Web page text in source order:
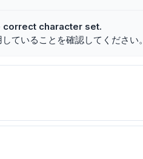
character set.
ていることを確認してください。